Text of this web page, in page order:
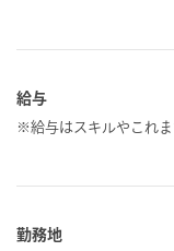
給与
※給与はスキルやこれ
勤務地